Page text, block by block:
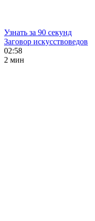
Узнать за 90 секунд
Заговор искусствоведов
02:58
2 мин